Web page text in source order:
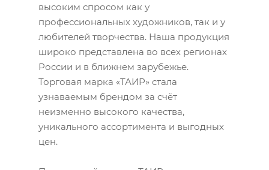
высоким спросом как у
профессиональных художников, так и у
любителей творчества. Наша продукция
широко представлена во всех регионах
России и в ближнем зарубежье.
Торговая марка «ТАИР» стала
узнаваемым брендом за счёт
неизменно высокого качества,
уникального ассортимента и выгодных
цен.